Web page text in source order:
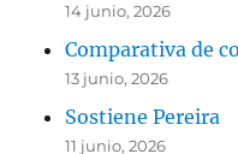
14 junio, 2026
Comparativa de
13 junio, 2026
Sostiene Pereira
11 junio, 2026